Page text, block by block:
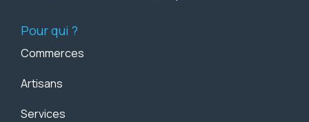
Pour qui ?
Commerces
Artisans
Services